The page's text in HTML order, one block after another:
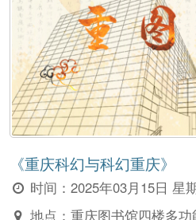
《重庆科幻与科幻重庆》
时间：2025年03月15日 星
地点：重庆图书馆四楼多功